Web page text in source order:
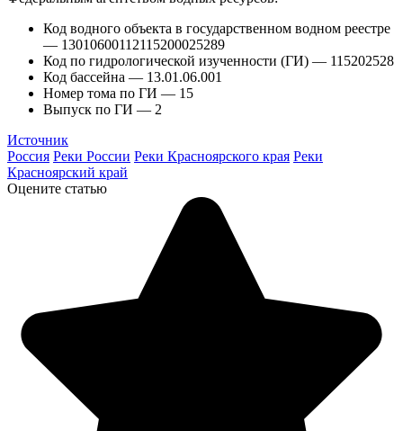
Код водного объекта в государственном водном реестре
— 13010600112115200025289
Код по гидрологической изученности (ГИ) — 115202528
Код бассейна — 13.01.06.001
Номер тома по ГИ — 15
Выпуск по ГИ — 2
Источник
Россия Реки России Реки Красноярского края Реки
Красноярский край
Оцените статью